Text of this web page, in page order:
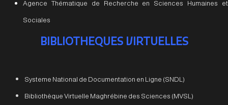
Agence Thématique de Recherche en Sciences Humaines et
Sociales
BIBLIOTHEQUES VIRTUELLES
Systeme National de Documentation en Ligne (SNDL)
Bibliothèque Virtuelle Maghrébine des Sciences (MVSL)